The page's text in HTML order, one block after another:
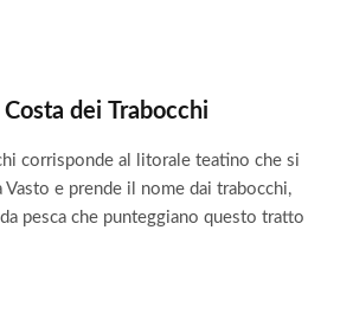
Costa dei Trabocchi
corrisponde al litorale teatino che si
Vasto e prende il nome dai trabocchi,
pesca che punteggiano questo tratto